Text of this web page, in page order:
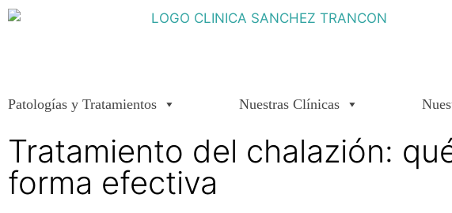
Patologías y Tratamientos Nuestras Clínicas
Tratamiento del chalazión:
forma efectiva